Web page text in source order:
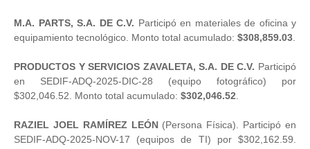
M.A. PARTS, S.A. DE C.V. Participó en materiales de oficina y
equipamiento tecnológico. Monto total acumulado: $308,859.03
PRODUCTOS Y SERVICIOS ZAVALETA, S.A. DE C.V. Participó
en SEDIF-ADQ-2025-DIC-28 (equipo fotográfico) por
$302,046.52. Monto total acumulado: $302,046.52
RAZIEL JOEL RAMÍREZ LEÓN(Persona Física). Participó en
SEDIF-ADQ-2025-NOV-17 (equipos de TI) por $302,162.59.